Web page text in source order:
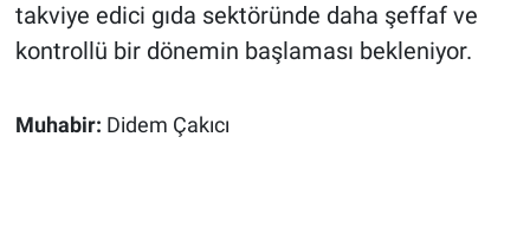
takviye edici gıda sektöründe daha şeffaf ve
kontrollü bir dönemin başlaması bekleniyor.
Muhabir: Didem Çakıcı